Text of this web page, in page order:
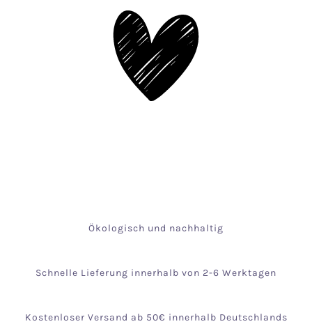
Ökologisch und nachhaltig
Schnelle Lieferung innerhalb von 2-6 Werktagen
Kostenloser Versand ab 50€ innerhalb Deutschlands